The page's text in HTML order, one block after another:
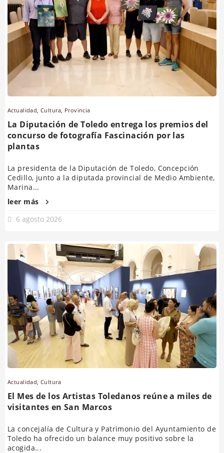
Actualidad,Cultura, Provincia
La Diputación de Toledo entrega los premios del
concurso de fotografía Fascinación por las
plantas
La presidenta de la Diputación de Toledo, Concepción
Cedillo, junto a la diputada provincial de Medio Ambiente,
Marina...
leer más
6 agosto 2026
Actualidad,Cultura
El Mes de los Artistas Toledanos reúne a miles de
visitantes en San Marcos
La concejalía de Cultura y Patrimonio del Ayuntamiento de
Toledo ha ofrecido un balance muy positivo sobre la
acogida...